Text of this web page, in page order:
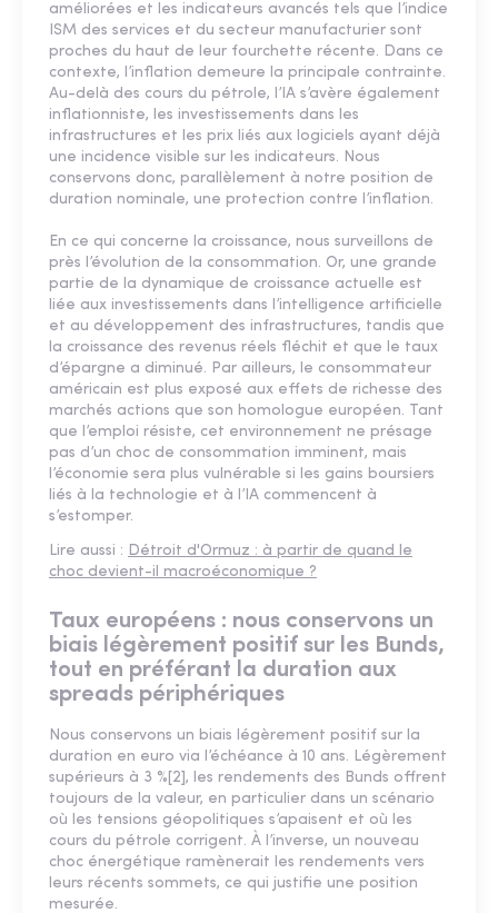
améliorées et les indicateurs avancés tels que l’indice
ISM des services et du secteur manufacturier sont
proches du haut de leur fourchette récente. Dans ce
contexte, l’inflation demeure la principale contrainte.
Au-delà des cours du pétrole, l’IA s’avère également
inflationniste, les investissements dans les
infrastructures et les prix liés aux logiciels ayant déjà
une incidence visible sur les indicateurs. Nous
conservons donc, parallèlement à notre position de
duration nominale, une protection contre l’inflation.
En ce qui concerne la croissance, nous surveillons de
près l’évolution de la consommation. Or, une grande
partie de la dynamique de croissance actuelle est
liée aux investissements dans l’intelligence artificielle
et au développement des infrastructures, tandis que
la croissance des revenus réels fléchit et que le taux
d’épargne a diminué. Par ailleurs, le consommateur
américain est plus exposé aux effets de richesse des
marchés actions que son homologue européen. Tant
que l’emploi résiste, cet environnement ne présage
pas d’un choc de consommation imminent, mais
l’économie sera plus vulnérable si les gains boursiers
liés à la technologie et à l’IA commencent à
s’estomper.
Lire aussi : Détroit d'Ormuz : à partir de quand le
choc devient-il macroéconomique ?
Taux européens : nous conservons un
biais légèrement positif sur les Bunds,
tout en préférant la duration aux
spreads périphériques
Nous conservons un biais légèrement positif sur la
duration en euro via l’échéance à 10 ans. Légèrement
supérieurs à 3 %[2], les rendements des Bunds offrent
toujours de la valeur, en particulier dans un scénario
où les tensions géopolitiques s’apaisent et où les
cours du pétrole corrigent. À l’inverse, un nouveau
choc énergétique ramènerait les rendements vers
leurs récents sommets, ce qui justifie une position
mesurée.